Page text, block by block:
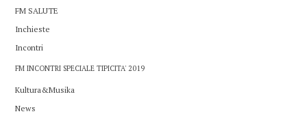
FM SALUTE
Inchieste
Incontri
FM INCONTRI SPECIALE TIPICITA' 2019
Kultura&Musika
News